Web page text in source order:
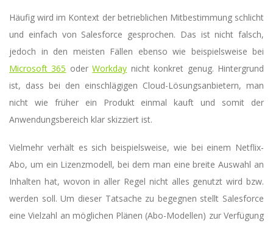
Häufig wird im Kontext der betrieblichen Mitbestimmung schlicht
und einfach von Salesforce gesprochen. Das ist nicht falsch,
jedoch in den meisten Fällen ebenso wie beispielsweise bei
Microsoft 365 oderWorkday nicht konkret genug. Hintergrund
ist, dass bei den einschlägigen Cloud-Lösungsanbietern, man
nicht wie früher ein Produkt einmal kauft und somit der
Anwendungsbereich klar skizziert ist.
Vielmehr verhält es sich beispielsweise, wie bei einem Netflix-
Abo, um ein Lizenzmodell, bei dem man eine breite Auswahl an
Inhalten hat, wovon in aller Regel nicht alles genutzt wird bzw.
werden soll. Um dieser Tatsache zu begegnen stellt Salesforce
eine Vielzahl an möglichen Plänen (Abo-Modellen) zur Verfügung